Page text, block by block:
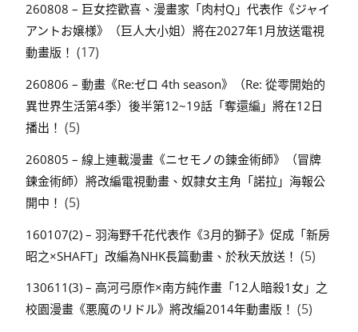
260808 – 巨女控歡喜、漫畫家「肉村Q」代表作《ジャイ
アントお嬢様》（巨人大小姐）將在2027年1月放送電視
動畫版！ (17)
260806 – 動畫《Re:ゼロ 4th season》（Re: 從零開始的
異世界生活第4季）後半第12~19話「奪還編」將在12日
播出！ (5)
260805 – 線上連載漫畫《ニセモノの錬金術師》（冒牌
鍊金術師）將改編電視動畫、奴隸女主角「諾拉」海報公
開中！ (5)
160107(2) – 羽海野千花代表作《3月的獅子》促成「新房
昭之×SHAFT」改編為NHK長篇動畫、於秋天放送！ (5)
130611(3) – 高河弓原作×南方純作畫「12人暗殺1女」之
校園漫畫《悪魔のリドル》將改編2014年動畫版！ (5)